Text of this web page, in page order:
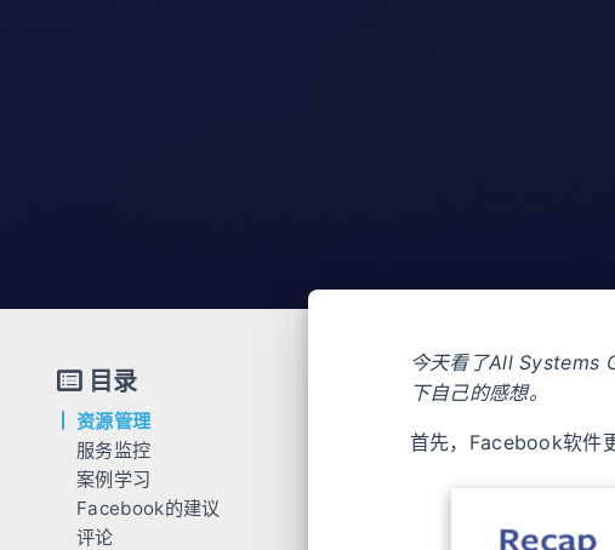
目录
资源管理
服务监控
案例学习
Facebook的建议
评论
今天看了All Systems
下自己的感想。
首先，Facebook软件